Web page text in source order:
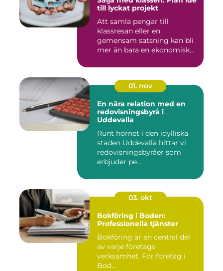
till lyckat projekt
Att samla pengar till
klassresan eller en
gemensam satsning kan bli
mer än bara en ekonomisk
01. nov
En nära relation med en
redovisningsbyrå i
Uddevalla
Runt hörnet i den idylliska
staden Uddevalla hittar vi
redovisningsbyråer som
erbjuder pe...
03. okt
Bokföring i Boden:
Professionella tjänster
Bokföring är en central del
av varje företags
verksamhet. För företag i
Bod...